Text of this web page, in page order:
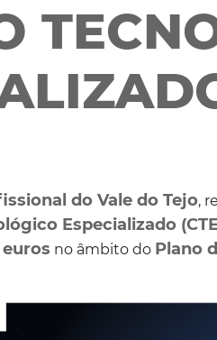
do Vale do Tejo,
Especializado
no âmbito do Plano